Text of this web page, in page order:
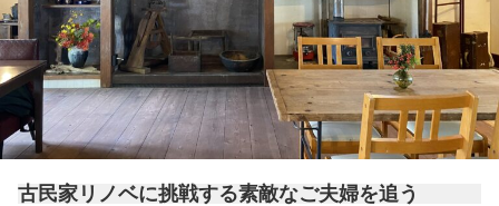
古民家リノベに挑戦する素敵なご夫婦を追う